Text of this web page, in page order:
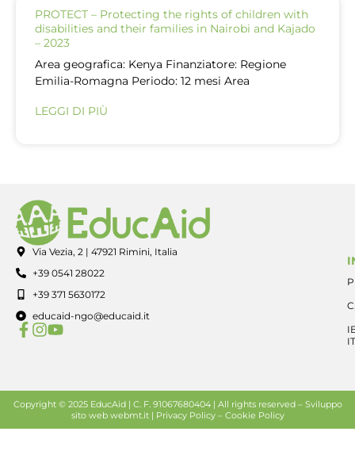
PROTECT – Protecting the rights of children with
disabilities and their families in Nairobi and Kajado
– 2023
Area geografica: Kenya Finanziatore: Regione
Emilia-Romagna Periodo: 12 mesi Area
LEGGI DI PIÙ
Via Vezia, 2 | 47921 Rimini, Italia
+39 0541 28022
+39 371 5630172
educaid-ngo@educaid.it
Copyright © 2025 EducAid | C. F. 91067680404 | All rights reserved – Sviluppo
sito webwebmt.it | Privacy Policy– Cookie Policy